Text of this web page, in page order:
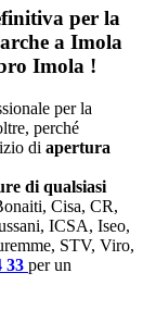
per la
a Imola
Imola !
per la
perché
di apertura
di qualsiasi
Cisa, CR,
ICSA, Iseo,
STV, Viro,
33 per un